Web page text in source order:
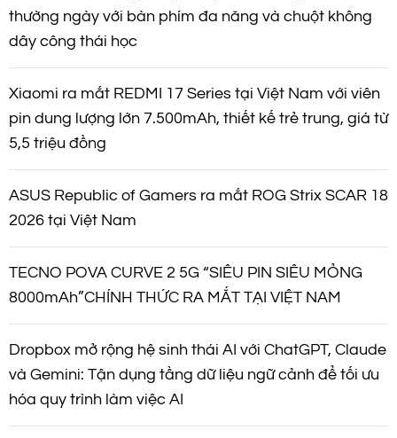
thường ngày với bàn phím đa năng và chuột không
dây công thái học
Xiaomi ra mắt REDMI 17 Series tại Việt Nam với viên
pin dung lượng lớn 7.500mAh, thiết kế trẻ trung, giá từ
5,5 triệu đồng
ASUS Republic of Gamers ra mắt ROG Strix SCAR 18
2026 tại Việt Nam
TECNO POVA CURVE 2 5G “SIÊU PIN SIÊU MỎNG
8000mAh”CHÍNH THỨC RA MẮT TẠI VIỆT NAM
Dropbox mở rộng hệ sinh thái AI với ChatGPT, Claude
và Gemini: Tận dụng tầng dữ liệu ngữ cảnh để tối ưu
hóa quy trình làm việc AI